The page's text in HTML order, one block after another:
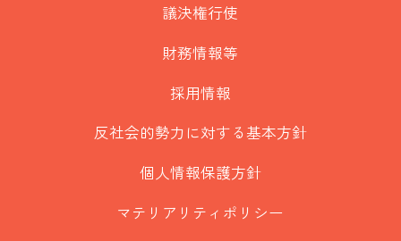
議決権行使
財務情報等
採用情報
反社会的勢力に対する基本方針
個人情報保護方針
マテリアリティポリシー